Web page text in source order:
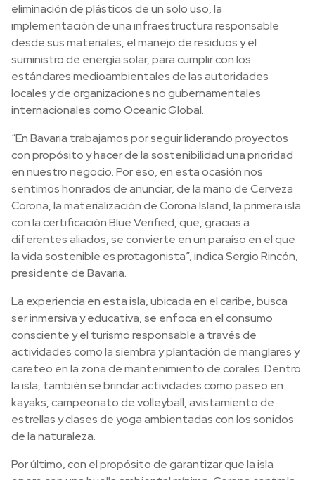
eliminación de plásticos de un solo uso, la
implementación de una infraestructura responsable
desde sus materiales, el manejo de residuos y el
suministro de energía solar, para cumplir con los
estándares medioambientales de las autoridades
locales y de organizaciones no gubernamentales
internacionales como Oceanic Global.
“En Bavaria trabajamos por seguir liderando proyectos
con propósito y hacer de la sostenibilidad una prioridad
en nuestro negocio. Por eso, en esta ocasión nos
sentimos honrados de anunciar, de la mano de Cerveza
Corona, la materialización de Corona Island, la primera isla
con la certificación Blue Verified, que, gracias a
diferentes aliados, se convierte en un paraíso en el que
la vida sostenible es protagonista”, indica Sergio Rincón,
presidente de Bavaria.
La experiencia en esta isla, ubicada en el caribe, busca
ser inmersiva y educativa, se enfoca en el consumo
consciente y el turismo responsable a través de
actividades como la siembra y plantación de manglares y
careteo en la zona de mantenimiento de corales. Dentro
la isla, también se brindar actividades como paseo en
kayaks, campeonato de volleyball, avistamiento de
estrellas y clases de yoga ambientadas con los sonidos
de la naturaleza.
Por último, con el propósito de garantizar que la isla